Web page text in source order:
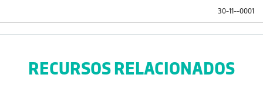
30-11--0001
RECURSOS RELACIONADOS